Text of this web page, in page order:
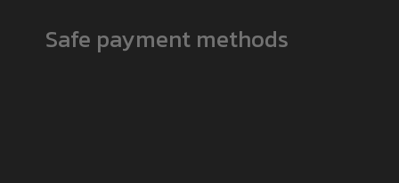
Safe payment methods